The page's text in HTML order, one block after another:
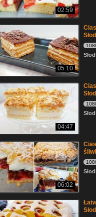
02:59
05:10
04:47
06:02